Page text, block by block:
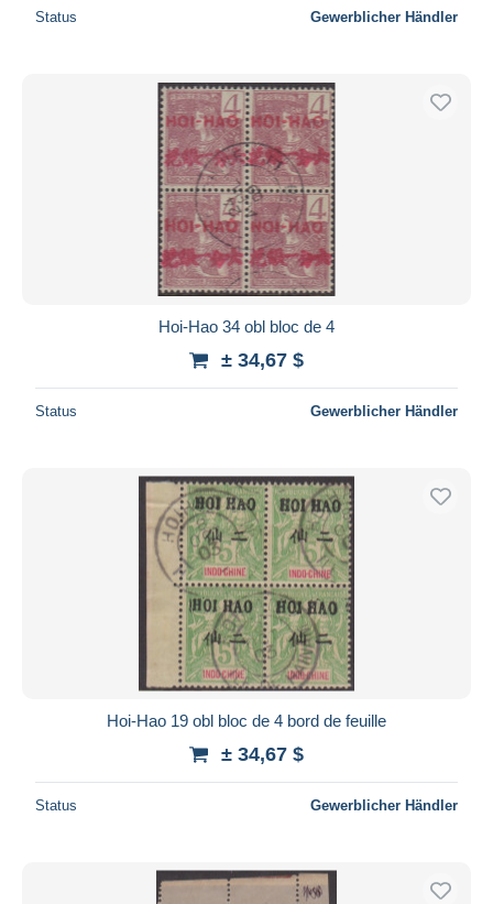
Status Gewerblicher Händler
Hoi-Hao 34 obl bloc de 4
± 34,67 $
Status Gewerblicher Händler
Hoi-Hao 19 obl bloc de 4 bord de feuille
± 34,67 $
Status Gewerblicher Händler